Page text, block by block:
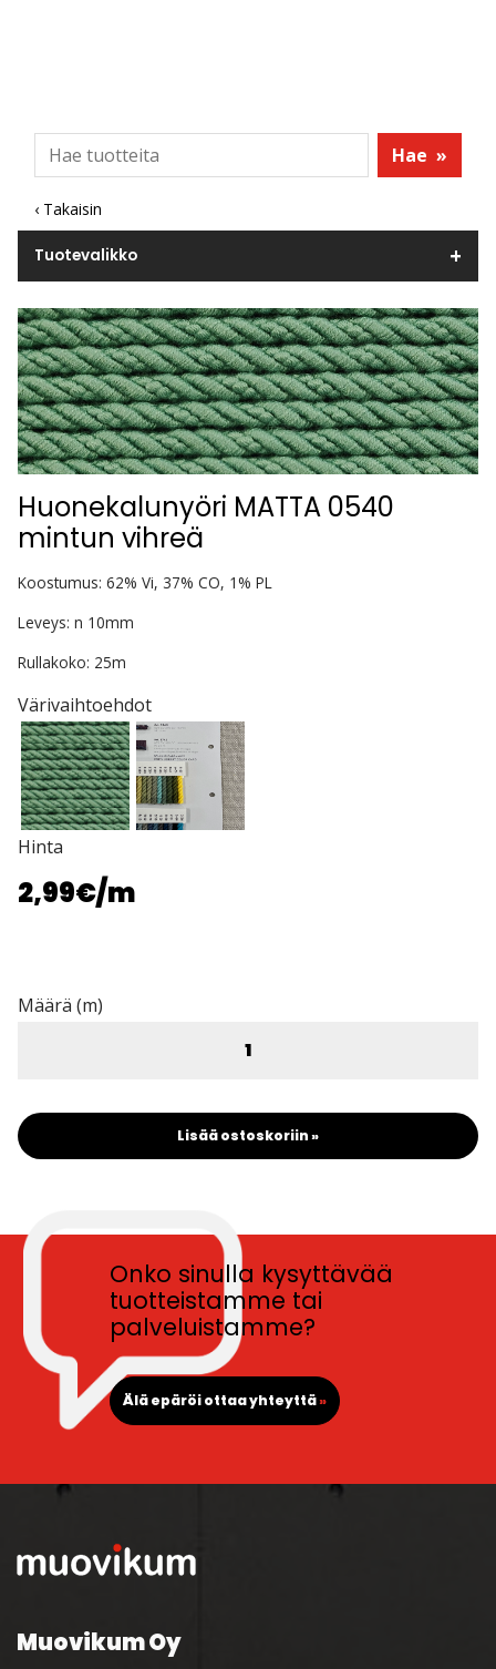
Hae »
‹ Takaisin
Tuotevalikko
Huonekalunyöri MATTA 0540
mintun vihreä
Koostumus: 62% Vi, 37% CO, 1% PL
Leveys: n 10mm
Rullakoko: 25m
Värivaihtoehdot
Hinta
2,99€/m
Määrä (m)
Lisää ostoskoriin »
Onko sinulla kysyttävää
tuotteistamme tai
palveluistamme?
Älä epäröi ottaa yhteyttä»
Muovikum Oy